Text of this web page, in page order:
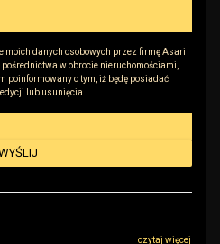
moich danych osobowych przez firmę Asari
w obrocie nieruchomościami,
poinformowany o tym, iż będę posiadać
lub usunięcia.
czytaj więcej